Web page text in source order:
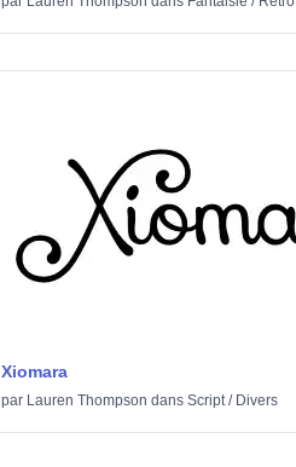
Xiomara
par Lauren Thompson dans Script/ Divers